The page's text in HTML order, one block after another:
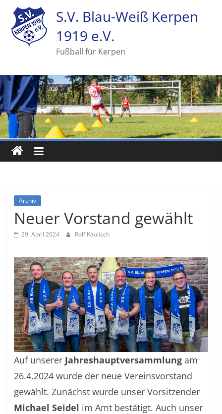
S.V. Blau-Weiß Kerpen
1919 e.V.
Fußball für Kerpen
Archiv
Neuer Vorstand gewählt
29. April 2024 Ralf Kaulisch
Auf unserer Jahreshauptversammlung am
26.4.2024 wurde der neue Vereinsvorstand
gewählt. Zunächst wurde unser Vorsitzender
Michael Seidel im Amt bestätigt. Auch unser